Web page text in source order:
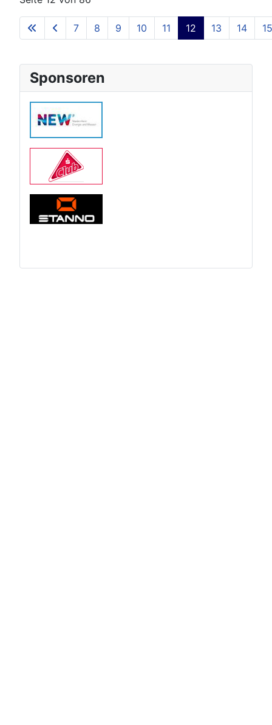
7 8 9 10 11 12 13 14 15
Sponsoren